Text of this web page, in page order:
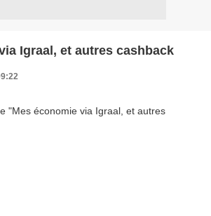
Igraal, et autres cashback